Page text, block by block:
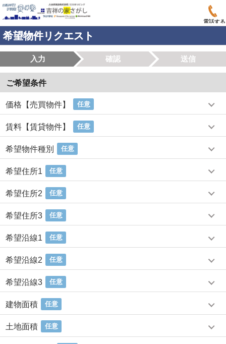
電話する
希望物件リクエスト
入力 確認 送信
ご希望条件
価格【売買物件】 任意
賃料【賃貸物件】 任意
希望物件種別 任意
希望住所1 任意
希望住所2 任意
希望住所3 任意
希望沿線1 任意
希望沿線2 任意
希望沿線3 任意
建物面積 任意
土地面積 任意